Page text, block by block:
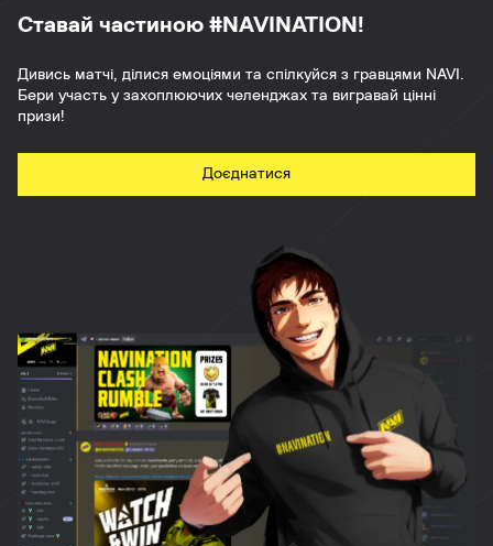
Ставай частиною #NAVINATION!
Дивись матчі, ділися емоціями та спілкуйся з гравцями NAVI.
Бери участь у захоплюючих челенджах та вигравай цінні
призи!
Доєднатися